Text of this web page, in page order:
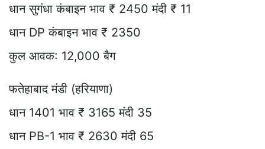
धान सुगंधा कंबाइन भाव ₹ 2450 मंदी ₹ 11
धान DP कंबाइन भाव ₹ 2350
कुल आवक: 12,000 बैग
फतेहाबाद मंडी (हरियाणा)
धान 1401 भाव ₹ 3165 मंदी 35
धान PB-1 भाव ₹ 2630 मंदी 65